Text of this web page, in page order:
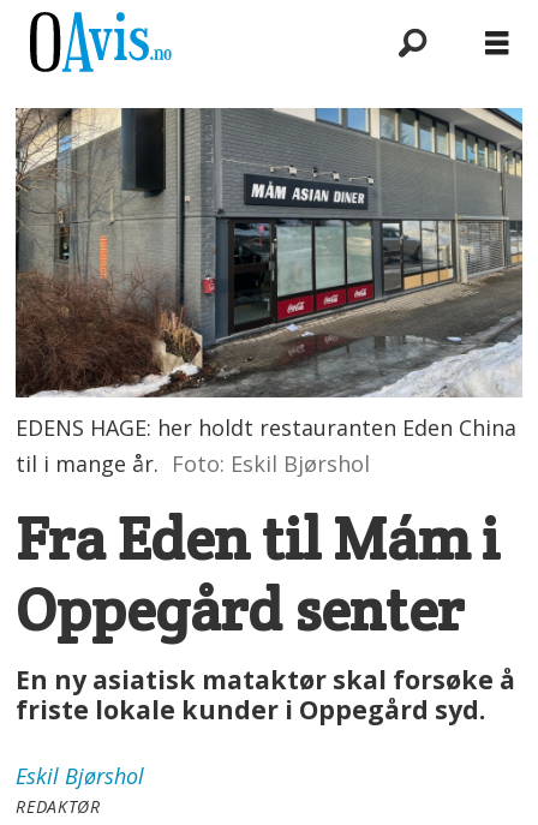
EDENS HAGE: her holdt restauranten Eden China
til i mange år. Foto: Eskil Bjørshol
Fra Eden til Mám i
Oppegård senter
En ny asiatisk mataktør skal forsøke å
friste lokale kunder i Oppegård syd.
Eskil Bjørshol
REDAKTØR